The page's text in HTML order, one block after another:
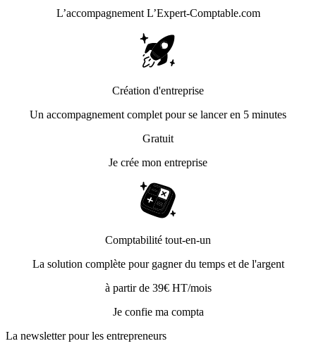
L’accompagnementL’Expert-Comptable.com
Création d'entreprise
Un accompagnement complet pour se lancer en 5 minutes
Gratuit
Je crée mon entreprise
Comptabilité tout-en-un
La solution complète pour gagner du temps et de l'argent
à partir de 39€ HT/mois
Je confie ma compta
La newsletter pour les entrepreneurs